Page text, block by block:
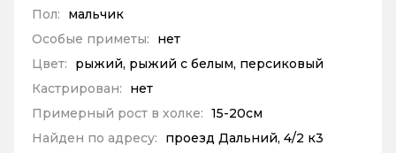
Пол:
мальчик
Особые приметы:
нет
Цвет:
рыжий, рыжий с белым, персиковый
Кастрирован:
нет
Примерный рост в холке: 15-20см
Найден по адресу:
проезд Дальний, 4/2 к3